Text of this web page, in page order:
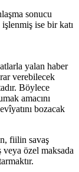
sonucu
işlenmiş ise bir katı
yalan haber
verebilecek
Böylece
amacını
bozacak
fiilin savaş
veya özel maksada